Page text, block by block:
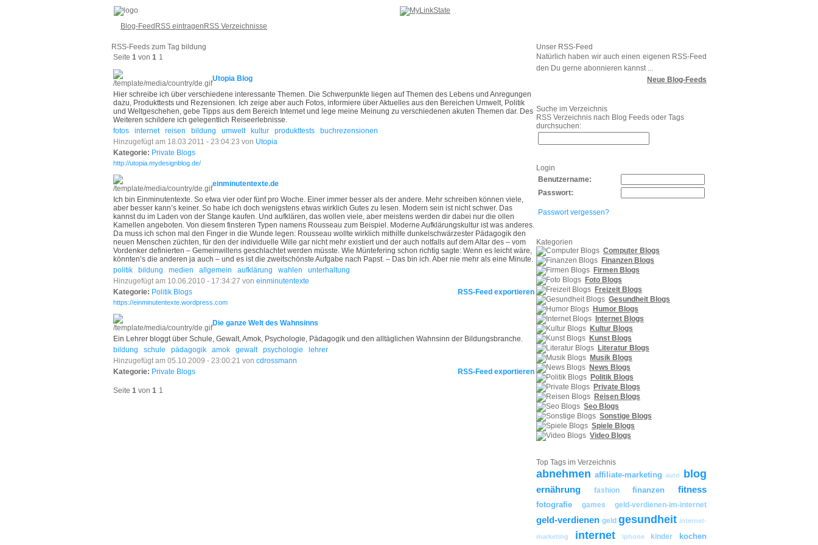
Blog-Feed RSS eintragen RSS Verzeichnisse
RSS-Feeds zum Tag bildung
Seite 1 von 1 1
Utopia Blog
Hier schreibe ich über verschiedene interessante Themen. Die Schwerpunkte liegen auf Themen des Lebens und Anregungen
dazu, Produkttests und Rezensionen. Ich zeige aber auch Fotos, informiere über Aktuelles aus den Bereichen Umwelt, Politik
und Weltgeschehen, gebe Tipps aus dem Bereich Internet und lege meine Meinung zu verschiedenen akuten Themen dar. Des
Weiteren schildere ich gelegentlich Reiseerlebnisse.
fotos
internet reisen bildung umwelt kultur produkttests
buchrezensionen
Hinzugefügt am 18.03.2011 - 23:04:23 von Utopia
Kategorie: Private Blogs
http://utopia.mydesignblog.de/
einminutentexte.de
Ich bin Einminutentexte. So etwa vier oder fünf pro Woche. Einer immer besser als der andere. Mehr schreiben können viele,
aber besser kann’s keiner. So habe ich doch wenigstens etwas wirklich Gutes zu lesen. Modern sein ist nicht schwer. Das
kannst du im Laden von der Stange kaufen. Und aufklären, das wollen viele, aber meistens werden dir dabei nur die ollen
Kamellen angeboten. Von diesem finsteren Typen namens Rousseau zum Beispiel. Moderne Aufklärungskultur ist was anderes.
Da muss ich schon mal den Finger in die Wunde legen: Rousseau wollte wirklich mithilfe dunkelschwärzester Pädagogik den
neuen Menschen züchten, für den der individuelle Wille gar nicht mehr existiert und der auch notfalls auf dem Altar des – vom
Vordenker definierten – Gemeinwillens geschlachtet werden müsste. Wie Müntefering schon richtig sagte: Wenn es leicht wäre,
könnten’s die anderen ja auch – und es ist die zweitschönste Aufgabe nach Papst. – Das bin ich. Aber nie mehr als eine Minute.
politik
bildung medien allgemein aufklärung wahlen
unterhaltung
Hinzugefügt am 10.06.2010 - 17:34:27 von einminutentexte
Kategorie: Politik Blogs RSS-Feed exportieren
https://einminutentexte.wordpress.com
Die ganze Welt des Wahnsinns
Ein Lehrer bloggt über Schule, Gewalt, Amok, Psychologie, Pädagogik und den alltäglichen Wahnsinn der Bildungsbranche.
bildung
schule pädagogik amok gewalt psychologie
lehrer
Hinzugefügt am 05.10.2009 - 23:00:21 von cdrossmann
Kategorie: Private Blogs RSS-Feed exportieren
Seite 1 von 1 1
Unser RSS-Feed
Natürlich haben wir auch einen eigenen RSS-Feed
den Du gerne abonnieren kannst ...
Neue Blog-Feeds
Suche im Verzeichnis
RSS Verzeichnis nach Blog Feeds oder Tags
durchsuchen:
Login
Benutzername:
Passwort:
Passwort vergessen?
Kategorien
Computer Blogs
Finanzen Blogs
Firmen Blogs
Foto Blogs
Freizeit Blogs
Gesundheit Blogs
Humor Blogs
Internet Blogs
Kultur Blogs
Kunst Blogs
Literatur Blogs
Musik Blogs
News Blogs
Politik Blogs
Private Blogs
Reisen Blogs
Seo Blogs
Sonstige Blogs
Spiele Blogs
Video Blogs
Top Tags im Verzeichnis
abnehmen affiliate-marketing auto blog
ernährung fashion finanzen fitness
fotografie games geld-verdienen-im-internet
geld-verdienen geld gesundheit internet-
marketing internet iphone kinder kochen